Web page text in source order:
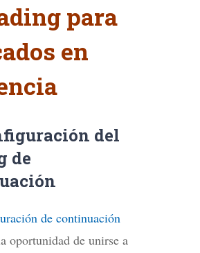
para
en
del
de
de continuación
oportunidad de unirse a